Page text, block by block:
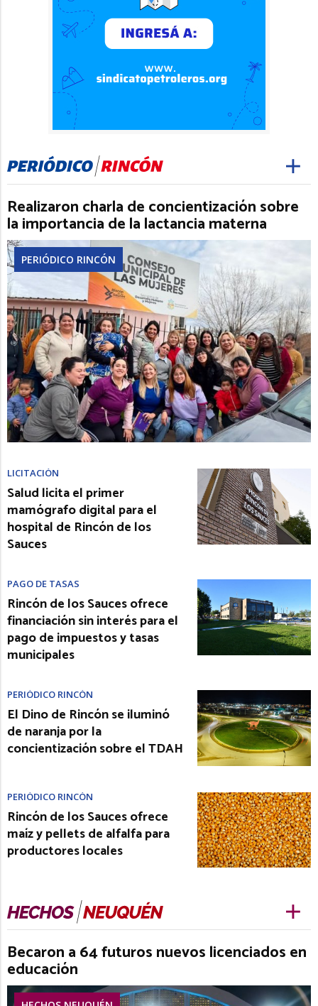
Realizaron charla de concientización sobre
la importancia de la lactancia materna
PERIÓDICO RINCÓN
LICITACIÓN
Salud licita el primer
mamógrafo digital para el
hospital de Rincón de los
Sauces
PAGO DE TASAS
Rincón de los Sauces ofrece
financiación sin interés para el
pago de impuestos y tasas
municipales
PERIÓDICO RINCÓN
El Dino de Rincón se iluminó
de naranja por la
concientización sobre el TDAH
PERIÓDICO RINCÓN
Rincón de los Sauces ofrece
maíz y pellets de alfalfa para
productores locales
Becaron a 64 futuros nuevos licenciados en
educación